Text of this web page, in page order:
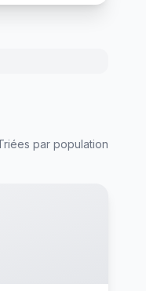
par population